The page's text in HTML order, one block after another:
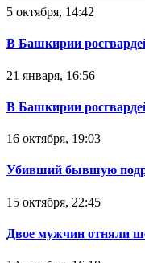
5 октября, 14:42
В Башкирии
21 января, 16:56
В Башкирии
16 октября, 19:03
Убивший бывшую
15 октября, 22:45
Двое мужчин отняли